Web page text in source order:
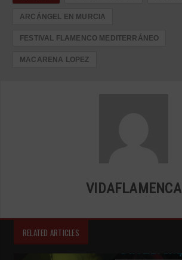
ARCÁNGEL EN MURCIA
FESTIVAL FLAMENCO MEDITERRÁNEO
MACARENA LOPEZ
VIDAFLAMENCA
RELATED ARTICLES